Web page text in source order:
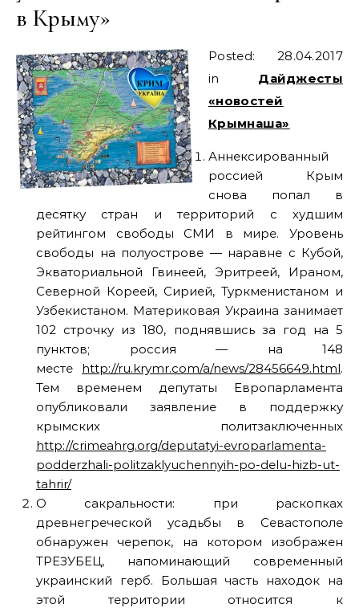
в Крыму»
Posted: 28.04.2017
in Дайджесты
«новостей
Крымнаша»
Аннексированный
россией Крым
снова попал в
десятку стран и территорий с худшим
рейтингом свободы СМИ в мире. Уровень
свободы на полуострове — наравне с Кубой,
Экваториальной Гвинеей, Эритреей, Ираном,
Северной Кореей, Сирией, Туркменистаном и
Узбекистаном. Материковая Украина занимает
102 строчку из 180, поднявшись за год на 5
пунктов; россия — на 148
месте http://ru.krymr.com/a/news/28456649.html.
Тем временем депутаты Европарламента
опубликовали заявление в поддержку
крымских политзаключенных
http://crimeahrg.org/deputatyi-evroparlamenta-
podderzhali-politzaklyuchennyih-po-delu-hizb-ut-
tahrir/
О сакральности: при раскопках
древнегреческой усадьбы в Севастополе
обнаружен черепок, на котором изображен
ТРЕЗУБЕЦ, напоминающий современный
украинский герб. Большая часть находок на
этой территории относится к